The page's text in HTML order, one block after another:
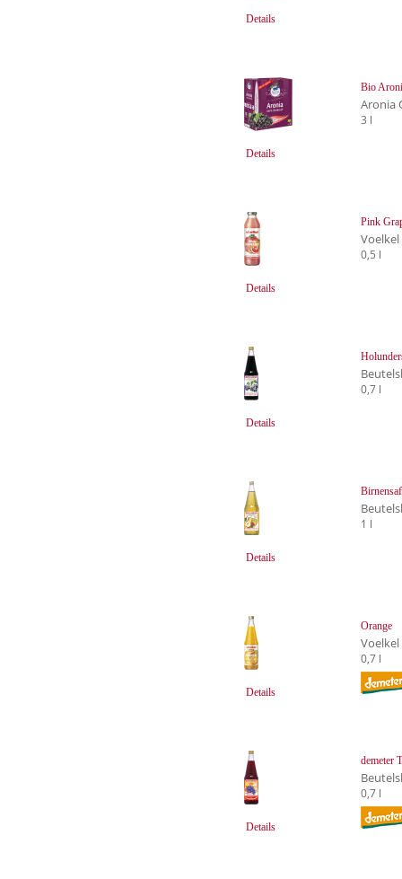
Details
Details
Bio
Aronia
3 l
Details
Pink
Voelkel
0,5 l
Details
0,7 l
Details
1 l
Details
Orange
Voelkel
0,7 l
Details
demeter
0,7 l